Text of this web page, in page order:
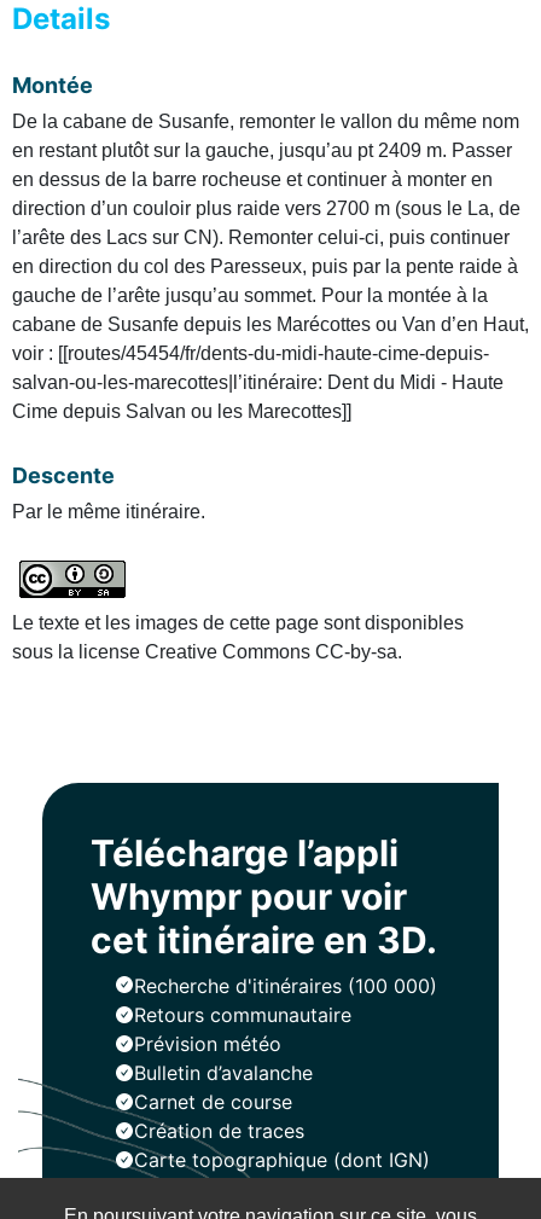
Details
Montée
De la cabane de Susanfe, remonter le vallon du même nom
en restant plutôt sur la gauche, jusqu’au pt 2409 m. Passer
en dessus de la barre rocheuse et continuer à monter en
direction d’un couloir plus raide vers 2700 m (sous le La, de
l’arête des Lacs sur CN). Remonter celui-ci, puis continuer
en direction du col des Paresseux, puis par la pente raide à
gauche de l’arête jusqu’au sommet. Pour la montée à la
cabane de Susanfe depuis les Marécottes ou Van d’en Haut,
voir : [[routes/45454/fr/dents-du-midi-haute-cime-depuis-
salvan-ou-les-marecottes|l’itinéraire: Dent du Midi - Haute
Cime depuis Salvan ou les Marecottes]]
Descente
Par le même itinéraire.
Le texte et les images de cette page sont disponibles
sous la license Creative Commons CC-by-sa.
Télécharge l’appli
Whympr pour voir
cet itinéraire en 3D.
Recherche d'itinéraires (100 000)
Retours communautaire
Prévision météo
Bulletin d’avalanche
Carnet de course
Création de traces
Carte topographique (dont IGN)